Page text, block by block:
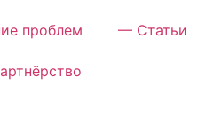
проблем — Статьи